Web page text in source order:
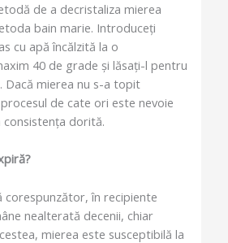
de a decristaliza mierea
bain marie. Introduceți
cu apă încălzită la o
40 de grade și lăsați-l pentru
Dacă mierea nu s-a topit
de cate ori este nevoie
dorită.
corespunzător, în recipiente
nealterată decenii, chiar
mierea este susceptibilă la